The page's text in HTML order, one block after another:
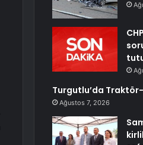
Turgutlu’da
Ağustos 7, 2026